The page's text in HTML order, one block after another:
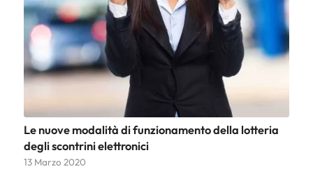
Le nuove modalità di funzionamento della lotteria
degli scontrini elettronici
13 Marzo 2020